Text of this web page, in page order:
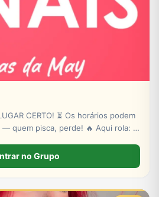
CERTO! ⏳ Os horários podem
pisca, perde! 🔥 Aqui rola: ✔
no Grupo